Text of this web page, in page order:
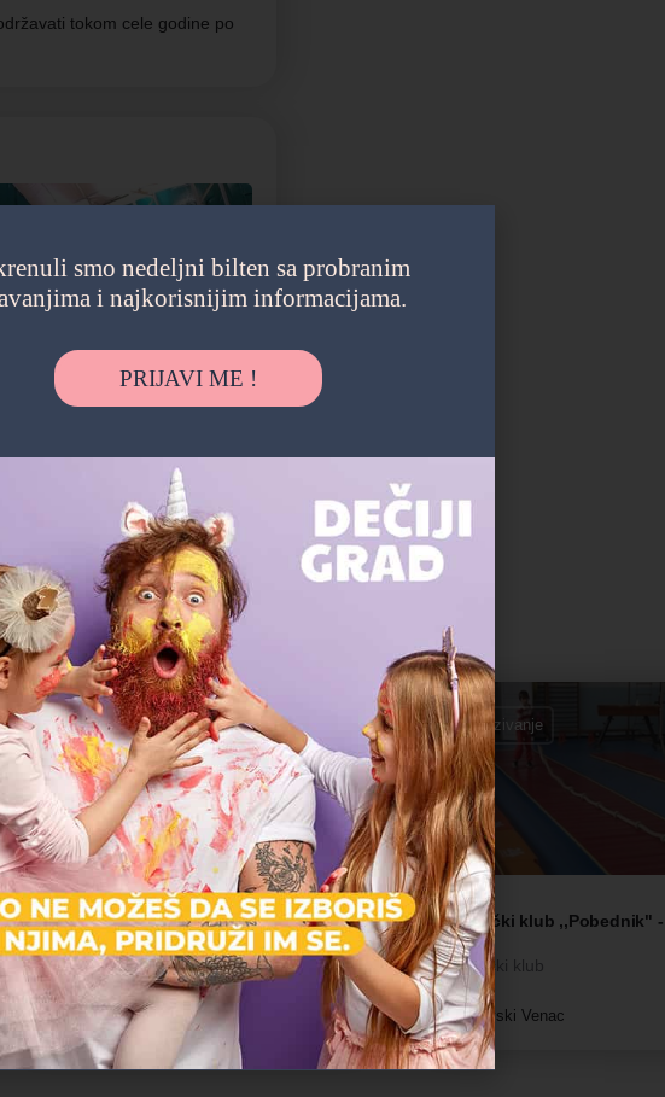
tokom cele godine po
vas zanima i sledeće:
Mačevalački klub "Železničar"
Od 1953. obučavamo mlade i starije plemenitoj veštini mačevanja
Škola borilačkih veština, Škola sporta
Zatvoreno
Savski Venac
Gimnastički klub ,,Pobednik" -
Venac
Gimnastički klub
Škola sporta
Na zakazivanje
Savski Venac
smo nedeljni bilten sa probranim
i najkorisnijim informacijama.
PRIJAVI ME !